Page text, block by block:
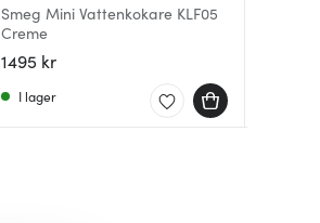
Smeg Mini Vattenkokare KLF05
Creme
1495 kr
I lager